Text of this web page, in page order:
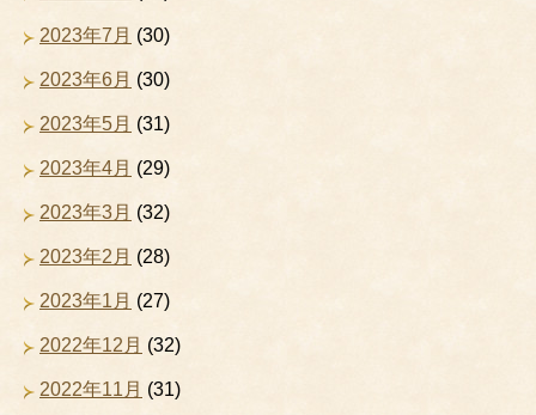
2023年7月 (30)
2023年6月 (30)
2023年5月 (31)
2023年4月 (29)
2023年3月 (32)
2023年2月 (28)
2023年1月 (27)
2022年12月 (32)
2022年11月 (31)